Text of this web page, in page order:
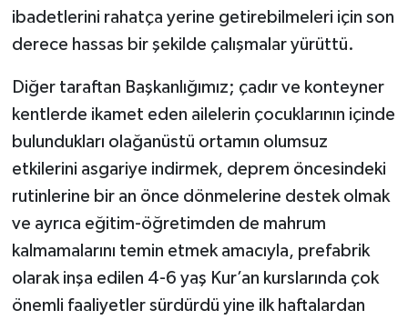
ibadetlerini rahatça yerine getirebilmeleri için son
derece hassas bir şekilde çalışmalar yürüttü.
Diğer taraftan Başkanlığımız; çadır ve konteyner
kentlerde ikamet eden ailelerin çocuklarının içinde
bulundukları olağanüstü ortamın olumsuz
etkilerini asgariye indirmek, deprem öncesindeki
rutinlerine bir an önce dönmelerine destek olmak
ve ayrıca eğitim-öğretimden de mahrum
kalmamalarını temin etmek amacıyla, prefabrik
olarak inşa edilen 4-6 yaş Kur’an kurslarında çok
önemli faaliyetler sürdürdü yine ilk haftalardan
Osmaniye Müftülüğü
Sakarya Müftülüğü
Samsun Müftülüğü
Siirt Müftülüğü
Sinop Müftülüğü
Sivas Müftülüğü